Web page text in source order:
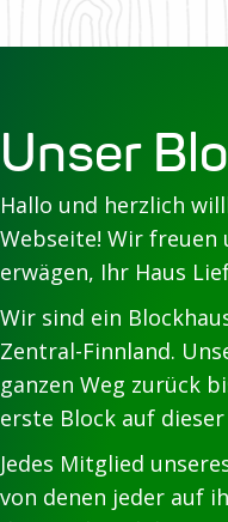
Unser
Hallo und herzlich
Webseite! Wir freuen
erwägen, Ihr Haus
Wir sind ein
Zentral-Finnland.
ganzen Weg zurück
erste Block auf
Jedes Mitglied
von denen jeder auf